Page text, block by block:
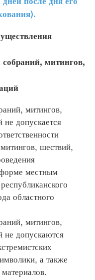
митингов,
митингов,
допускается
шествий,
местным
областного
митингов,
не допускаются
а также